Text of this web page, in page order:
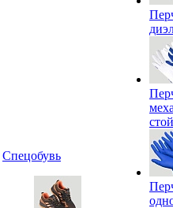
Спецобувь